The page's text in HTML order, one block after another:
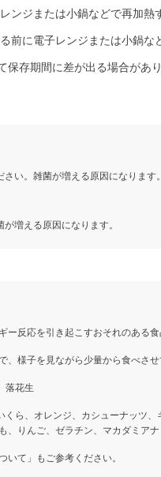
ンジまたは小鍋などで再加熱
前に電子レンジまたは小鍋な
存期間に差が出る場合があ
い。雑菌が増える原因になります。
増える原因になります。
反応を引き起こすおそれのある食
様子を見ながら少量から食べさせ
落花生
ら、オレンジ、カシューナッツ、
、りんご、ゼラチン、マカダミアナ
て」もご参考ください。